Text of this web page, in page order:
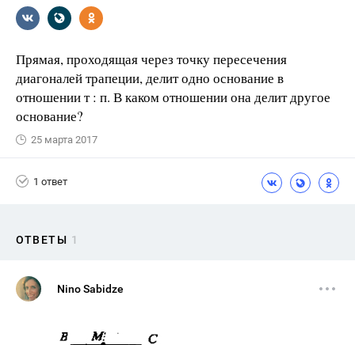
Прямая, проходящая через точку пересечения
диагоналей трапеции, делит одно основание в
отношении т : п. В каком отношении она делит другое
основание?
25 марта 2017
1 ответ
ОТВЕТЫ 1
Nino Sabidze